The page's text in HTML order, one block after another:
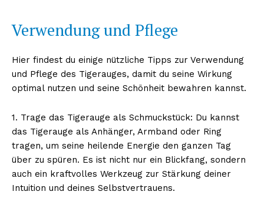
Verwendung und Pflege
Hier findest du einige nützliche Tipps zur Verwendung
und Pflege des Tigerauges, damit du seine Wirkung
optimal nutzen und seine Schönheit bewahren kannst.
1. Trage das Tigerauge als Schmuckstück: Du kannst
das Tigerauge als Anhänger, Armband oder Ring
tragen, um seine heilende Energie den ganzen Tag
über zu spüren. Es ist nicht nur ein Blickfang, sondern
auch ein kraftvolles Werkzeug zur Stärkung deiner
Intuition und deines Selbstvertrauens.